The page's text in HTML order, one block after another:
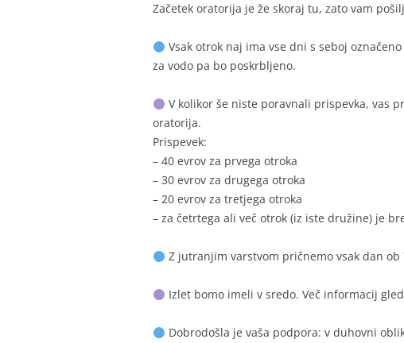
Začetek oratorija je že skoraj tu, zato vam
Vsak otrok naj ima vse dni s seboj
za vodo pa bo poskrbljeno.
V kolikor še niste poravnali prispevka, vas
oratorija.
Prispevek:
– 40 evrov za prvega otroka
– 30 evrov za drugega otroka
– 20 evrov za tretjega otroka
– za četrtega ali več otrok (iz iste družine) je
Z jutranjim varstvom pričnemo vsak dan ob
Izlet bomo imeli v sredo. Več informacij
Dobrodošla je vaša podpora: v duhovni